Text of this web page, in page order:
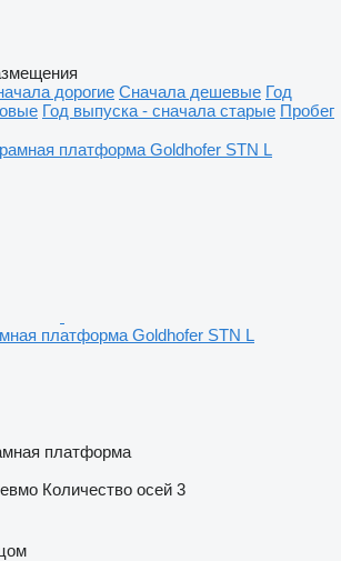
дорогие Сначала дешевые Год
Год выпуска - сначала старые Пробег
платформа Goldhofer STN L
платформа
Количество осей 3